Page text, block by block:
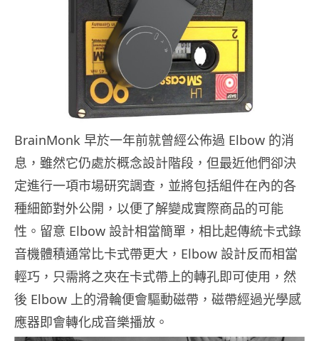
BrainMonk 早於一年前就曾經公佈過 Elbow 的消
息，雖然它仍處於概念設計階段，但最近他們卻決
定進行一項市場研究調查，並將包括組件在內的各
種細節對外公開，以便了解變成實際商品的可能
性。留意 Elbow 設計相當簡單，相比起傳統卡式錄
音機體積通常比卡式帶更大，Elbow 設計反而相當
輕巧，只需將之夾在卡式帶上的轉孔即可使用，然
後 Elbow 上的滑輪便會驅動磁帶，磁帶經過光學感
應器即會轉化成音樂播放。